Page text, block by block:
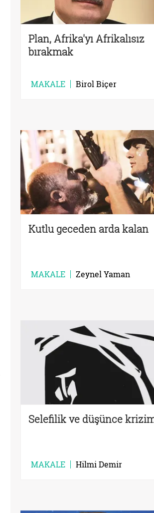
Plan, Afrika'yı Afrikalısız
bırakmak
MAKALE Birol Biçer
Kutlu geceden arda kalan
MAKALE Zeynel Yaman
Selefilik ve düşünce
MAKALE Hilmi Demir